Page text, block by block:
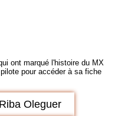
ont marqué l'histoire du MX
pour accéder à sa fiche
Riba Oleguer